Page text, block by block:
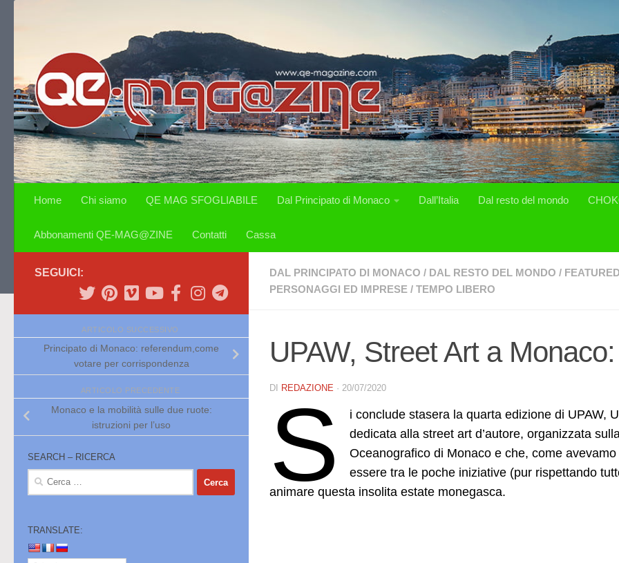
Home Chi siamo QE MAG SFOGLIABILE Dal Principato di Monaco Dall’Italia Dal resto del mondo
Abbonamenti QE-MAG@ZINE Contatti Cassa
DAL PRINCIPATO DI MONACO / DAL RESTO DEL MONDO / FEATURED
PERSONAGGI ED IMPRESE / TEMPO LIBERO
UPAW, Street Art a
DI REDAZIONE · 20/07/2020
S
i conclude stasera la quarta edizione di UPAW,
dedicata alla street art d’autore, organizzata
Oceanografico di Monaco e che, come
essere tra le poche iniziative (pur rispettando
animare questa insolita estate monegasca.
SEGUICI:
ARTICOLO SUCCESSIVO
Principato di Monaco: referendum,come
votare per corrispondenza
ARTICOLO PRECEDENTE
Monaco e la mobilità sulle due ruote:
istruzioni per l’uso
SEARCH – RICERCA
Ricerca
TRANSLATE: